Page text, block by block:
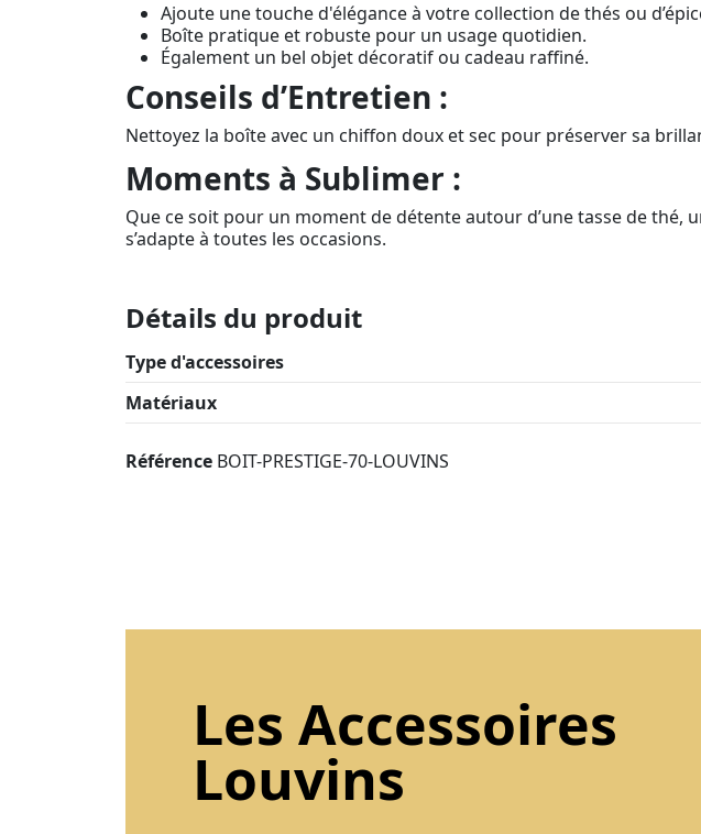
Ajoute une touche d'élégance à votre collection de thés ou
Boîte pratique et robuste pour un usage quotidien.
Également un bel objet décoratif ou cadeau raffiné.
Conseils d’Entretien :
Nettoyez la boîte avec un chiffon doux et sec pour préserver sa
Moments à Sublimer :
Que ce soit pour un moment de détente autour d’une tasse de
s’adapte à toutes les occasions.
Détails du produit
Type d'accessoires
Matériaux
Référence BOIT-PRESTIGE-70-LOUVINS
Les Accessoires
Louvins